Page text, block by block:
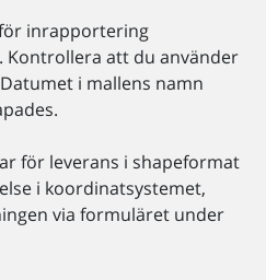
inrapportering
Kontrollera att du använder
i mallens namn
för leverans i shapeformat
i koordinatsystemet,
via formuläret under